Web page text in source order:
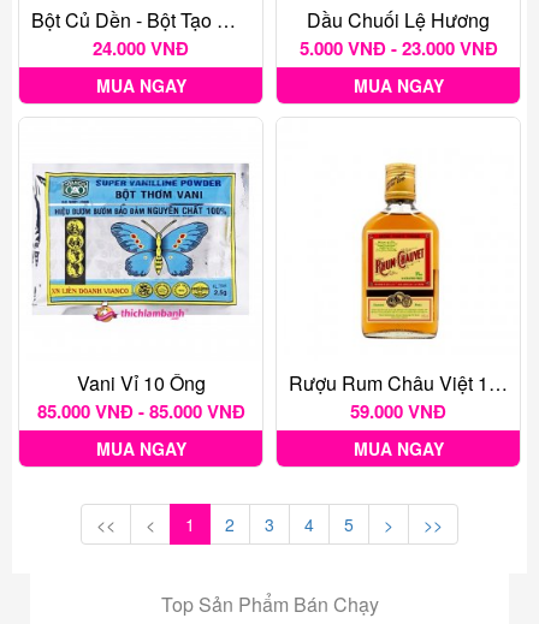
Bột Củ Dền - Bột Tạo Màu Thực Phẩm Tự Nhiên Gói 20G
24.000 VNĐ
MUA NGAY
Dầu Chuối Lệ Hương
5.000 VNĐ - 23.000 VNĐ
MUA NGAY
Vani Vỉ 10 Ống
85.000 VNĐ - 85.000 VNĐ
MUA NGAY
Rượu Rum Châu Việt 175 Ml
59.000 VNĐ
MUA NGAY
<< < 1 2 3 4 5 > >>
Top Sản Phẩm Bán Chạy